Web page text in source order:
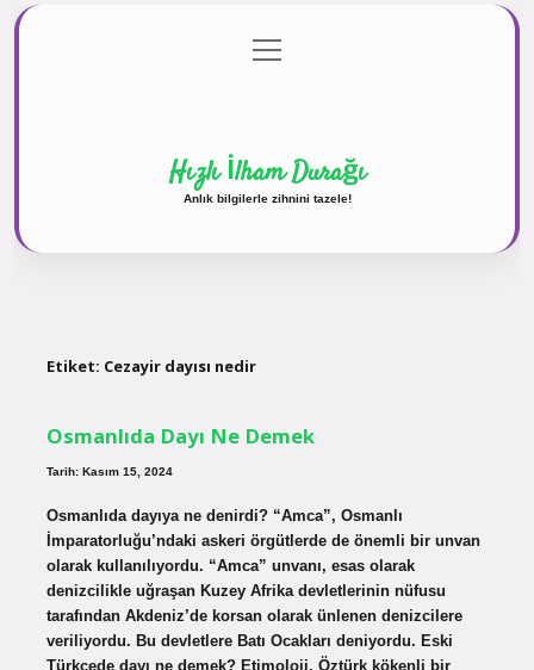
Gizlilik Politikası
menüyü
aç
Hızlı İlham Durağı
Anlık bilgilerle zihnini tazele!
Etiket: Cezayir dayısı nedir
Osmanlıda Dayı Ne Demek
Tarih: Kasım 15, 2024
Osmanlıda dayıya ne denirdi? “Amca”, Osmanlı
İmparatorluğu’ndaki askeri örgütlerde de önemli bir unvan
olarak kullanılıyordu. “Amca” unvanı, esas olarak
denizcilikle uğraşan Kuzey Afrika devletlerinin nüfusu
tarafından Akdeniz’de korsan olarak ünlenen denizcilere
veriliyordu. Bu devletlere Batı Ocakları deniyordu. Eski
Türkçede dayı ne demek? Etimoloji. Öztürk kökenli bir